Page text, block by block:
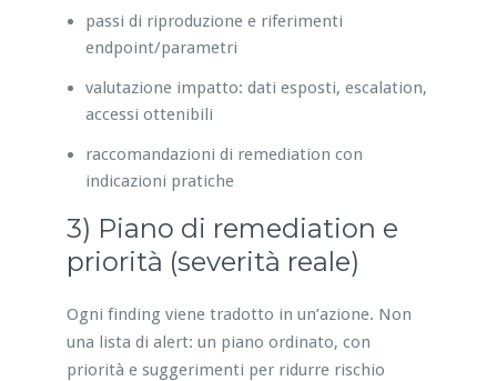
passi di riproduzione e riferimenti
endpoint/parametri
valutazione impatto: dati esposti, escalation,
accessi ottenibili
raccomandazioni di remediation con
indicazioni pratiche
3) Piano di remediation e
priorità (severità reale)
Ogni finding viene tradotto in un’azione. Non
una lista di alert: un piano ordinato, con
priorità e suggerimenti per ridurre rischio